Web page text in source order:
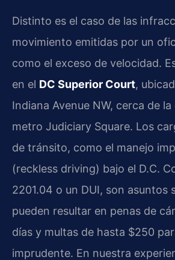
Distinto es el caso de las
movimiento emitidas por un
como el exceso de velocidad.
en el DC Superior Court,
Indiana Avenue NW, cerca de
metro Judiciary Square. Los
de tránsito, como el manejo
(reckless driving) bajo el D.C.
2201.04 o un DUI, son asuntos
pueden resultar en penas de
días y multas de hasta $250
imprudente. En nuestra